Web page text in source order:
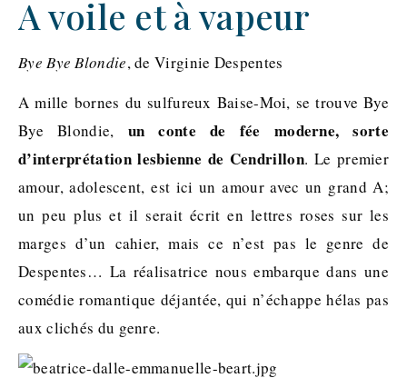
A voile et à vapeur
Bye Bye Blondie, de Virginie Despentes
A mille bornes du sulfureux Baise-Moi, se trouve Bye
Bye Blondie, un conte de fée moderne, sorte
d’interprétation lesbienne de Cendrillon. Le premier
amour, adolescent, est ici un amour avec un grand A;
un peu plus et il serait écrit en lettres roses sur les
marges d’un cahier, mais ce n’est pas le genre de
Despentes… La réalisatrice nous embarque dans une
comédie romantique déjantée, qui n’échappe hélas pas
aux clichés du genre.